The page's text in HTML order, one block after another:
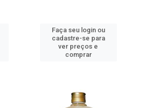
Faça seu login ou
cadastre-se para
ver preços e
comprar